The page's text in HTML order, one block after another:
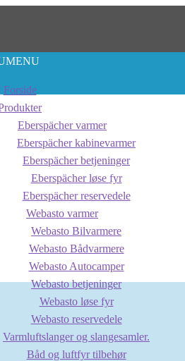
MENU
Forside
Eberspächer varmer
Eberspächer kabinevarmer
Eberspächer betjeninger
Eberspächer løse fyr
Eberspächer reservedele
Webasto varmer
Webasto Bilvarmere
Webasto Bådvarmere
Webasto Autocamper
Webasto betjeninger
Webasto løse fyr
Webasto reservedele
Varmluftslanger og slangesamler.
Båd og luftfyr tilbehør